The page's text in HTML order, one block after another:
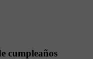
cumpleaños